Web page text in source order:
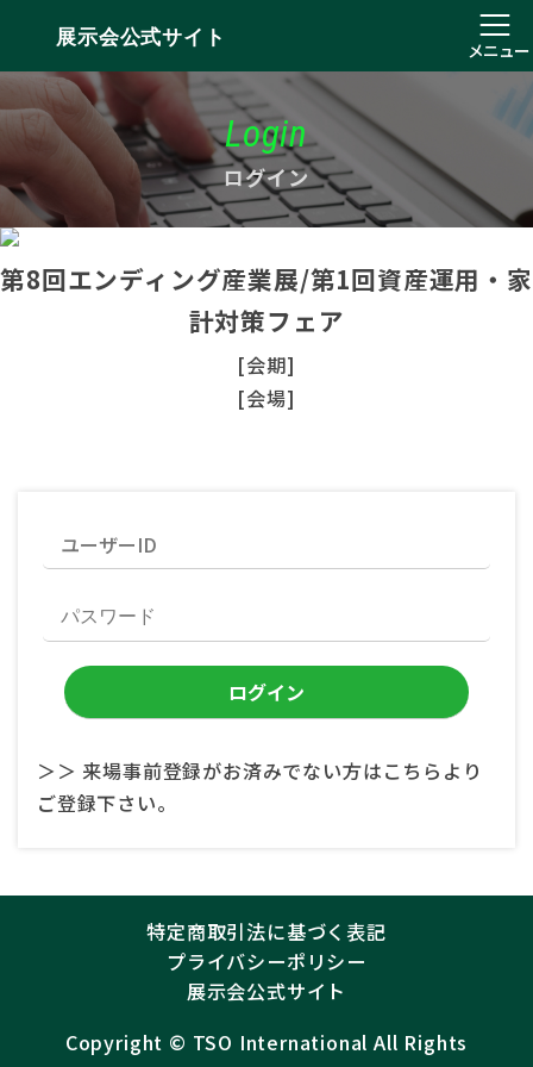
展示会公式サイト
メニュー
Login
ログイン
第8回エンディング産業展/第1回資産運用・家
計対策フェア
[会期]
[会場]
＞＞ 来場事前登録がお済みでない方はこちらより
ご登録下さい。
特定商取引法に基づく表記
プライバシーポリシー
展示会公式サイト
Copyright ©︎ TSO International All Rights